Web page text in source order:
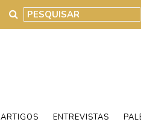
ARTIGOS ENTREVISTAS